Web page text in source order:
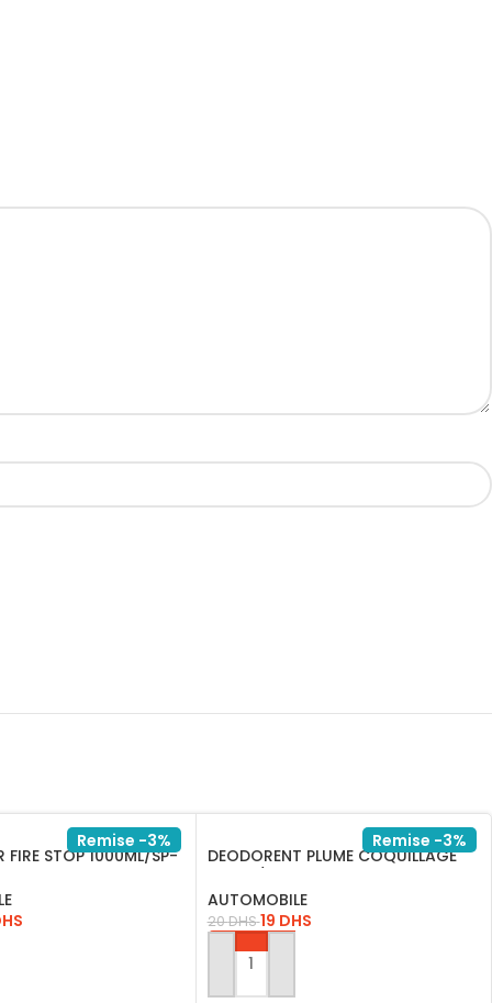
Remise -3%
FIRE STOP 1000ML/SP-
Remise -3%
DEODORENT PLUME COQUILLAGE
AUTOMOBILE
20DHS19 DHS
AJOUTER AU PANIER